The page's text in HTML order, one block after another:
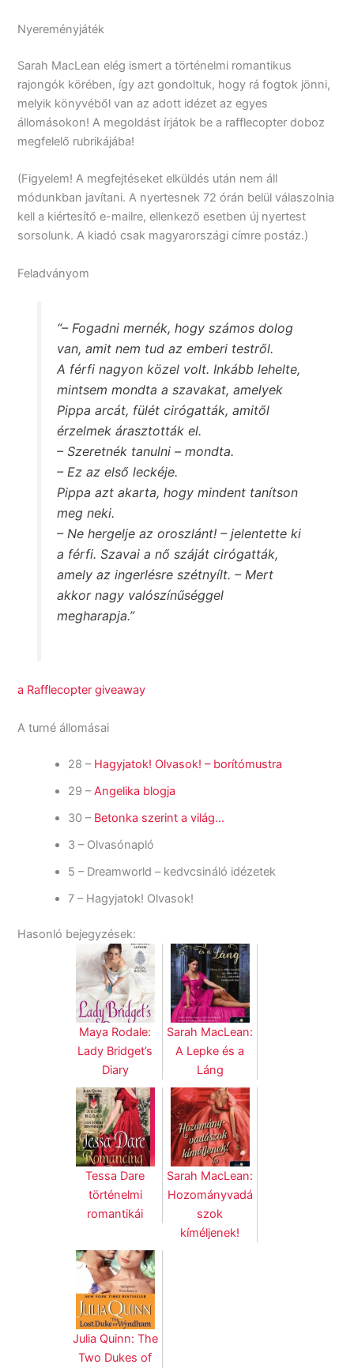
Nyereményjáték
Sarah MacLean elég ismert a történelmi romantikus
rajongók körében, így azt gondoltuk, hogy rá fogtok jönni,
melyik könyvéből van az adott idézet az egyes
állomásokon! A megoldást írjátok be a rafflecopter doboz
megfelelő rubrikájába!
(Figyelem! A megfejtéseket elküldés után nem áll
módunkban javítani. A nyertesnek 72 órán belül válaszolnia
kell a kiértesítő e-mailre, ellenkező esetben új nyertest
sorsolunk. A kiadó csak magyarországi címre postáz.)
Feladványom
“– Fogadni mernék, hogy számos dolog
van, amit nem tud az emberi testről.
A férfi nagyon közel volt. Inkább lehelte,
mintsem mondta a szavakat, amelyek
Pippa arcát, fülét cirógatták, amitől
érzelmek árasztották el.
– Szeretnék tanulni – mondta.
– Ez az első leckéje.
Pippa azt akarta, hogy mindent tanítson
meg neki.
– Ne hergelje az oroszlánt! – jelentette ki
a férfi. Szavai a nő száját cirógatták,
amely az ingerlésre szétnyílt. – Mert
akkor nagy valószínűséggel
megharapja.”
a Rafflecopter giveaway
A turné állomásai
28 – Hagyjatok! Olvasok! – borítómustra
29 –Angelika blogja
30 – Betonka szerint a világ…
3 – Olvasónapló
5 – Dreamworld – kedvcsináló idézetek
7 – Hagyjatok! Olvasok!
Hasonló bejegyzések:
Maya Rodale:
Lady Bridget’s
Diary
Sarah MacLean:
A Lepke és a
Láng
Tessa Dare
történelmi
romantikái
Sarah MacLean:
Hozományvadá
szok
kíméljenek!
Julia Quinn: The
Two Dukes of